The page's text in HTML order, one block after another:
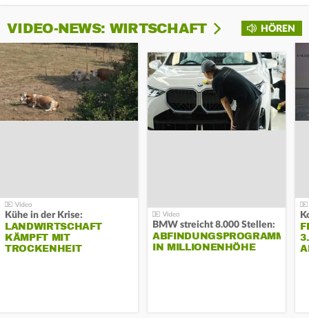
HÖREN
VIDEO-NEWS: WIRTSCHAFT
Kühe in der Krise:
LANDWIRTSCHAFT
KÄMPFT MIT
TROCKENHEIT
BMW streicht 8.000 Stellen:
ABFINDUNGSPROGRAMM
IN MILLIONENHÖHE